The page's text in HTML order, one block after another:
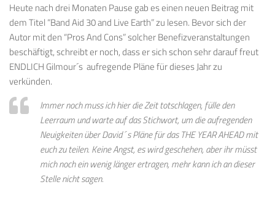
Heute nach drei Monaten Pause gab es einen neuen Beitrag mit
dem Titel “Band Aid 30 and Live Earth” zu lesen. Bevor sich der
Autor mit den “Pros And Cons” solcher Benefizveranstaltungen
beschäftigt, schreibt er noch, dass er sich schon sehr darauf freut
ENDLICH Gilmour´s aufregende Pläne für dieses Jahr zu
verkünden.
Immer nochmuss ich hierdie Zeit totschlagen, fülleden
Leerraumund warte aufdasStichwort, umdieaufregenden
Neuigkeitenüber David´sPlänefür das THE YEAR AHEADmit
euchzu teilen. Keine Angst, es wird geschehen, aber ihr müsst
mich nochein wenig längerertragen, mehr kann ich an dieser
Stellenichtsagen.